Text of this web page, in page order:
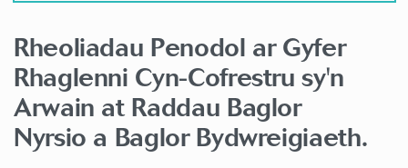
Rheoliadau Penodol ar Gyfer
Rhaglenni Cyn-Cofrestru sy'n
Arwain at Raddau Baglor
Nyrsio a Baglor Bydwreigiaeth.